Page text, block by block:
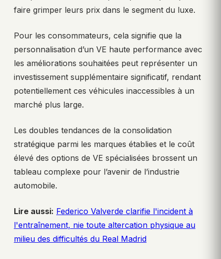
faire grimper leurs prix dans le segment du luxe.
Pour les consommateurs, cela signifie que la
personnalisation d’un VE haute performance avec
les améliorations souhaitées peut représenter un
investissement supplémentaire significatif, rendant
potentiellement ces véhicules inaccessibles à un
marché plus large.
Les doubles tendances de la consolidation
stratégique parmi les marques établies et le coût
élevé des options de VE spécialisées brossent un
tableau complexe pour l’avenir de l’industrie
automobile.
Lire aussi: Federico Valverde clarifie l'incident à
l'entraînement, nie toute altercation physique au
milieu des difficultés du Real Madrid